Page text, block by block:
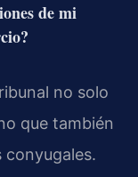
de mi
no solo
que también
conyugales.